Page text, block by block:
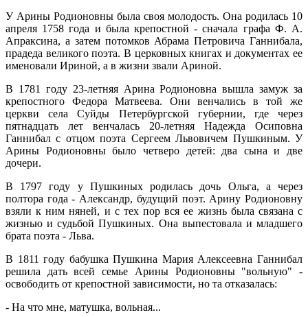
У Арины Родионовны была своя молодость. Она родилась 10
апреля 1758 года и была крепостной - сначала графа Ф. А.
Апраксина, а затем потомков Абрама Петровича Ганнибала,
прадеда великого поэта. В церковных книгах и документах ее
именовали Ириной, а в жизни звали Ариной.
В 1781 году 23-летняя Арина Родионовна вышла замуж за
крепостного Федора Матвеева. Они венчались в той же
церкви села Суйды Петербургской губернии, где через
пятнадцать лет венчалась 20-летняя Надежда Осиповна
Ганнибал с отцом поэта Сергеем Львовичем Пушкиным. У
Арины Родионовны было четверо детей: два сына и две
дочери.
В 1797 году у Пушкиных родилась дочь Ольга, а через
полтора года - Александр, будущий поэт. Арину Родионовну
взяли к ним няней, и с тех пор вся ее жизнь была связана с
жизнью и судьбой Пушкиных. Она выпестовала и младшего
брата поэта - Льва.
В 1811 году бабушка Пушкина Мария Алексеевна Ганнибал
решила дать всей семье Арины Родионовны "вольную" -
освободить от крепостной зависимости, но та отказалась:
- На что мне, матушка, вольная...